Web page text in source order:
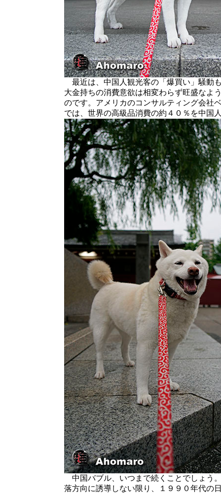
最近は、中国人観光客の「爆買い」騒動
大金持ちの消費意欲は相変わらず旺盛なよ
のです。アメリカのコンサルティング会社
では、世界の高級品消費の約４０％を中国
中国バブル、いつまで続くことでしょう
落方向に誘導しない限り、１９９０年代の